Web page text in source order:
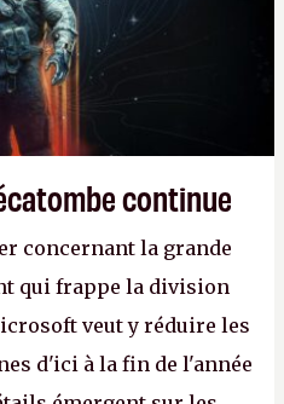
A.
continue
concernant la grande
qui frappe la division
veut y réduire les
d'ici à la fin de l'année